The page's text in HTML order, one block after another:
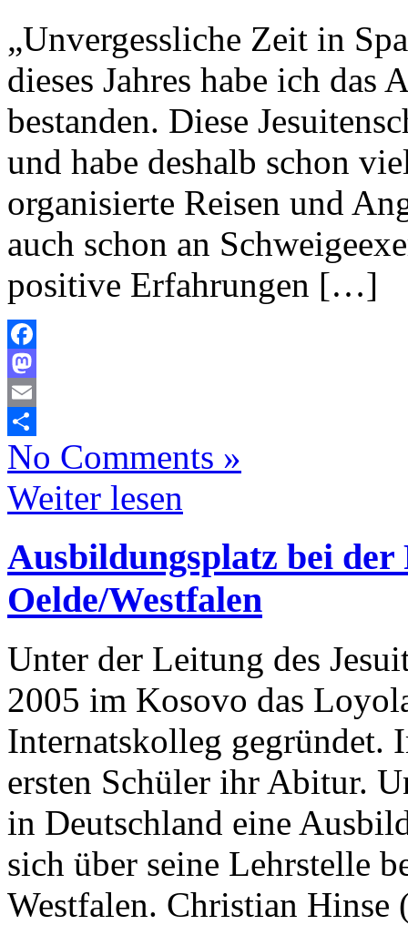
„Unvergessliche Zeit in
dieses Jahres habe ich
bestanden. Diese
und habe deshalb schon
organisierte Reisen und
auch schon an
positive Erfahrungen […]
Facebook
Mastodon
Email
Teilen
No Comments »
Weiter lesen
Ausbildungsplatz bei
Oelde/Westfalen
Unter der Leitung des
2005 im Kosovo das
Internatskolleg gegründet.
ersten Schüler ihr Abitur.
in Deutschland eine
sich über seine Lehrstelle
Westfalen. Christian